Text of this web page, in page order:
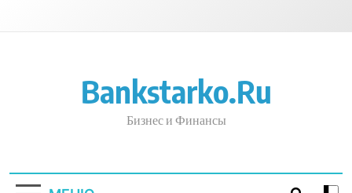
Bankstarko.ru
Бизнес и Финансы